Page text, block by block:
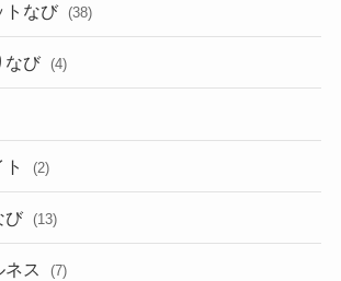
トなび (38)
なび (4)
(2)
び (13)
ネス (7)